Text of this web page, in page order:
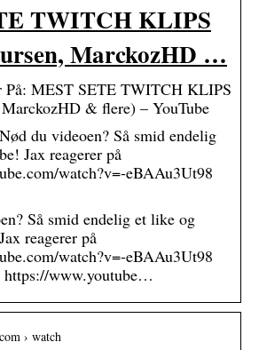
TWITCH KLIPS
MarckozHD …
På: MEST SETE TWITCH KLIPS
& flere) – YouTube
du videoen? Så smid endelig
Jax reagerer på
watch?v=-eBAAu3Ut98
Så smid endelig et like og
reagerer på
watch?v=-eBAAu3Ut98
www.youtube…
› watch